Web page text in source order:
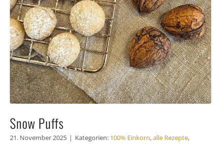
Snow Puffs
21. November 2025 | Kategorien: 100% Einkorn,alle Rezepte,